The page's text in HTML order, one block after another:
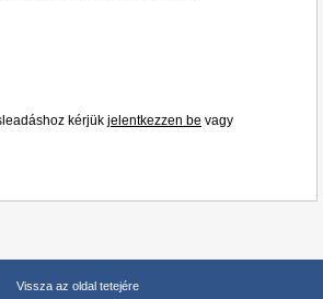
kérjük jelentkezzen be vagy
Vissza az oldal tetejére